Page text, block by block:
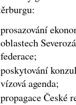
prosazování
oblastech
federace;
poskytování
vízová agenda;
propagace České